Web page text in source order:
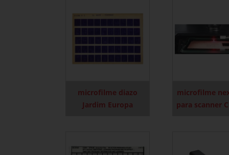
microfilme diazo
Jardim Europa
microfilme
para scanner